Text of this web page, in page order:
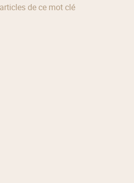
de ce mot clé